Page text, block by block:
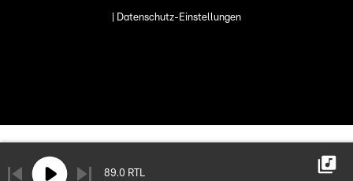
| Datenschutz-Einstellungen
89.0 RTL